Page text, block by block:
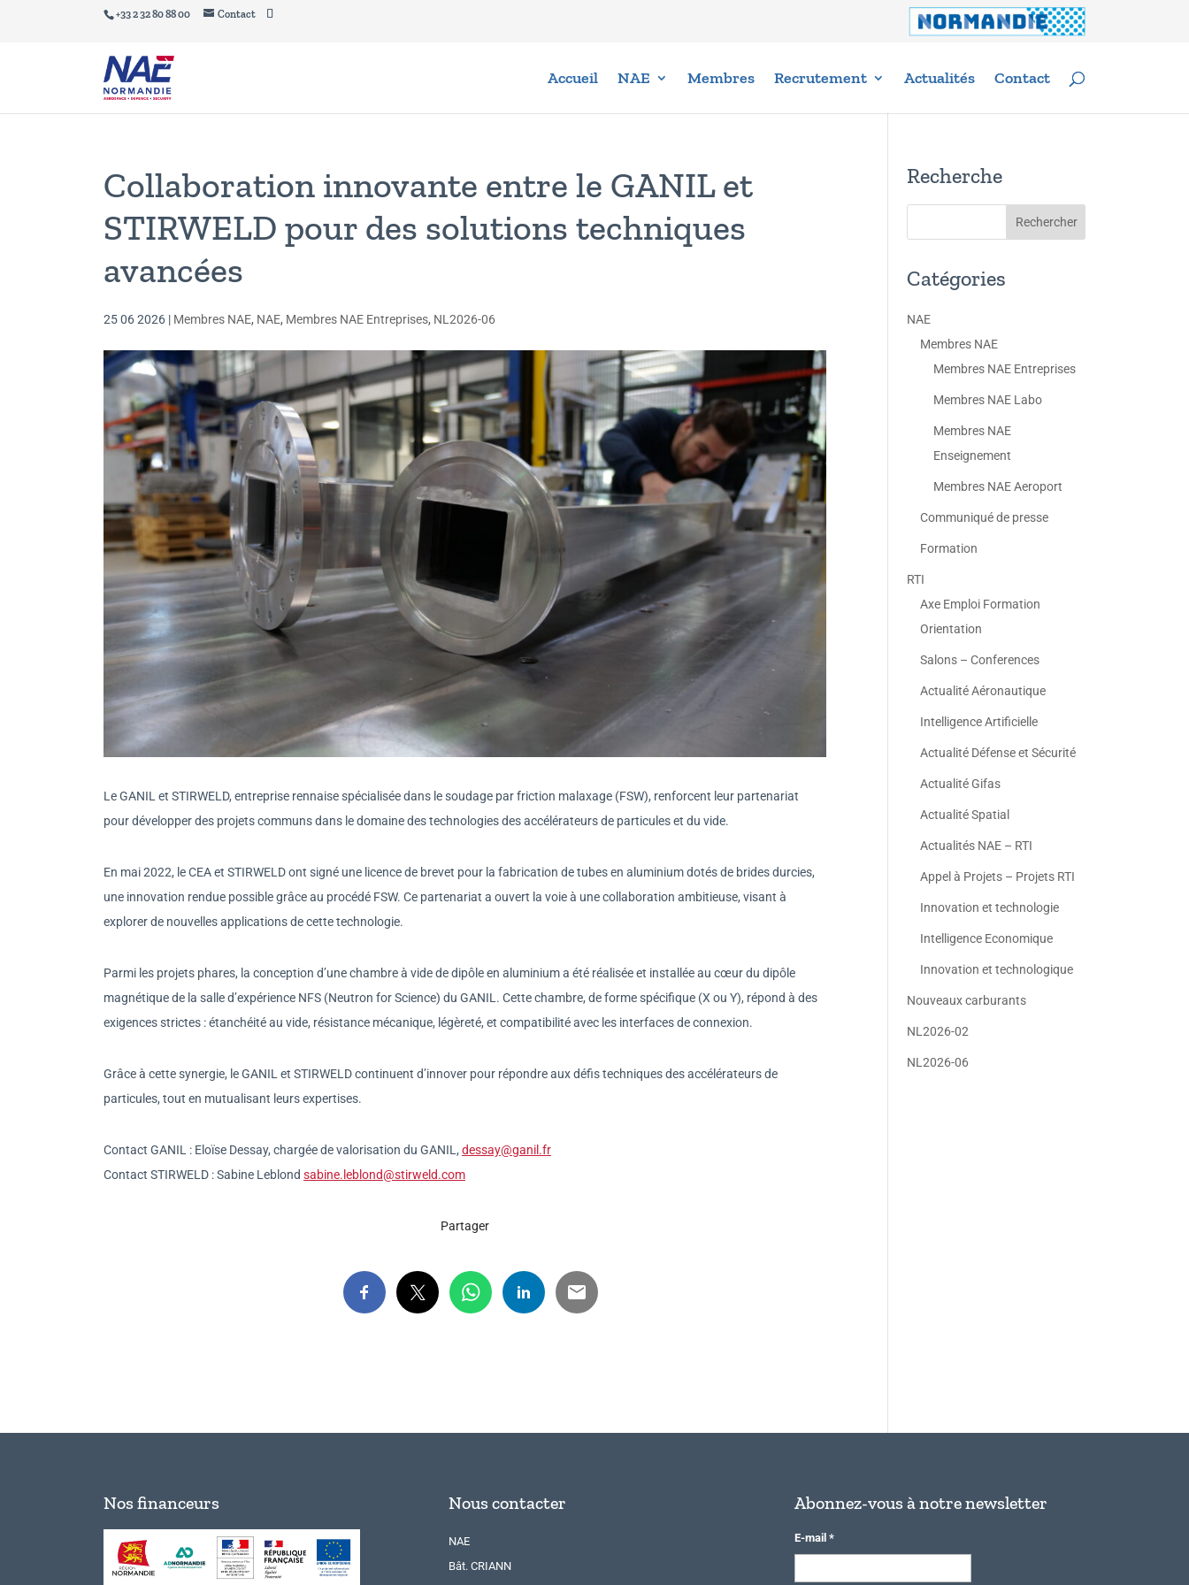
+33 2 32 80 88 00 Contact
Accueil NAE Membres Recrutement Actualités Contact
Collaboration innovante entre le GANIL et
STIRWELD pour des solutions techniques
avancées
25 06 2026 | Membres NAE, NAE, Membres NAE Entreprises, NL2026-06
Le GANIL et STIRWELD, entreprise rennaise spécialisée dans le soudage par friction malaxage (FSW), renforcent leur partenariat
pour développer des projets communs dans le domaine des technologies des accélérateurs de particules et du vide.
En mai 2022, le CEA et STIRWELD ont signé une licence de brevet pour la fabrication de tubes en aluminium dotés de brides durcies,
une innovation rendue possible grâce au procédé FSW. Ce partenariat a ouvert la voie à une collaboration ambitieuse, visant à
explorer de nouvelles applications de cette technologie.
Parmi les projets phares, la conception d’une chambre à vide de dipôle en aluminium a été réalisée et installée au cœur du dipôle
magnétique de la salle d’expérience NFS (Neutron for Science) du GANIL. Cette chambre, de forme spécifique (X ou Y), répond à des
exigences strictes : étanchéité au vide, résistance mécanique, légèreté, et compatibilité avec les interfaces de connexion.
Grâce à cette synergie, le GANIL et STIRWELD continuent d’innover pour répondre aux défis techniques des accélérateurs de
particules, tout en mutualisant leurs expertises.
Contact GANIL : Eloïse Dessay, chargée de valorisation du GANIL, dessay@ganil.fr
Contact STIRWELD : Sabine Leblond sabine.leblond@stirweld.com
Partager
Recherche
Catégories
NAE
Membres NAE
Membres NAE Entreprises
Membres NAE Labo
Membres NAE
Enseignement
Membres NAE Aeroport
Communiqué de presse
Formation
RTI
Axe Emploi Formation
Orientation
Salons – Conferences
Actualité Aéronautique
Intelligence Artificielle
Actualité Défense et Sécurité
Actualité Gifas
Actualité Spatial
Actualités NAE – RTI
Appel à Projets – Projets RTI
Innovation et technologie
Intelligence Economique
Innovation et technologique
Nouveaux carburants
NL2026-02
NL2026-06
Nos financeurs Nous contacter
NAE
Bât. CRIANN
Abonnez-vous à notre newsletter
E-mail *